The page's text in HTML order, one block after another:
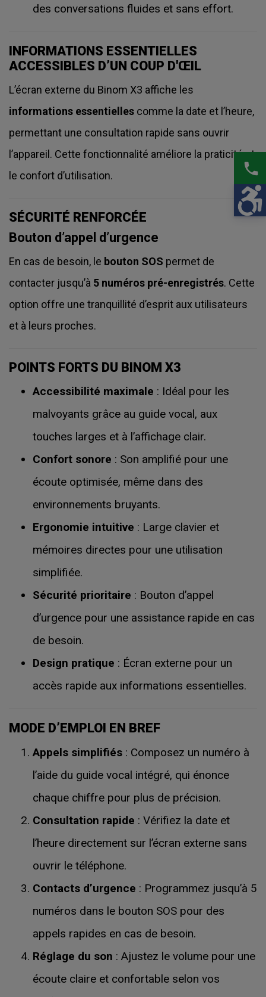
des conversations fluides et sans effort.
INFORMATIONS ESSENTIELLES
ACCESSIBLES D’UN COUP D'ŒIL
L’écran externe du Binom X3 affiche les
informations essentielles comme la date et l’heure,
permettant une consultation rapide sans ouvrir
l’appareil. Cette fonctionnalité améliore la praticité et
le confort d’utilisation.
SÉCURITÉ RENFORCÉE
Bouton d’appel d’urgence
En cas de besoin, le bouton SOS permet de
contacter jusqu’à 5 numéros pré-enregistrés. Cette
option offre une tranquillité d’esprit aux utilisateurs
et à leurs proches.
POINTS FORTS DU BINOM X3
Accessibilité maximale : Idéal pour les
malvoyants grâce au guide vocal, aux
touches larges et à l’affichage clair.
Confort sonore : Son amplifié pour une
écoute optimisée, même dans des
environnements bruyants.
Ergonomie intuitive : Large clavier et
mémoires directes pour une utilisation
simplifiée.
Sécurité prioritaire : Bouton d’appel
d’urgence pour une assistance rapide en cas
de besoin.
Design pratique : Écran externe pour un
accès rapide aux informations essentielles.
MODE D’EMPLOI EN BREF
Appels simplifiés : Composez un numéro à
l’aide du guide vocal intégré, qui énonce
chaque chiffre pour plus de précision.
Consultation rapide : Vérifiez la date et
l’heure directement sur l’écran externe sans
ouvrir le téléphone.
Contacts d’urgence : Programmez jusqu’à 5
numéros dans le bouton SOS pour des
appels rapides en cas de besoin.
Réglage du son : Ajustez le volume pour une
écoute claire et confortable selon vos
phone